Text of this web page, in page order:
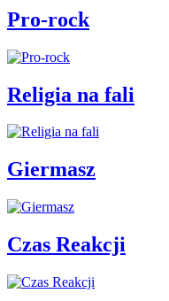
Pro-rock
Religia na fali
Giermasz
Czas Reakcji